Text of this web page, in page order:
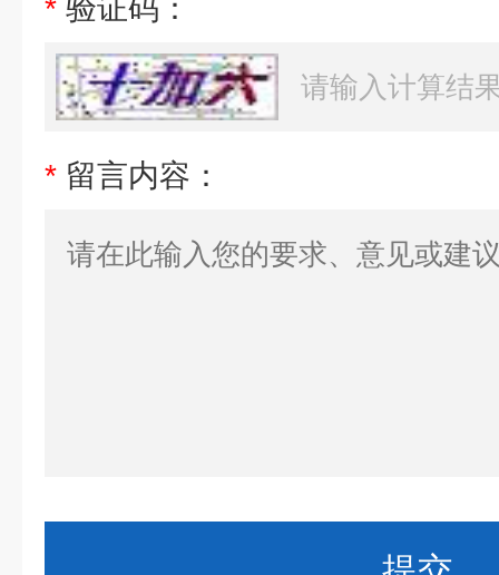
* 验证码：
* 留言内容：